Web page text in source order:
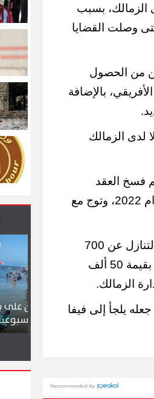
الزمالك، بسبب
وصلت القضايا
من الحصول
بالإضافة
لدى الزمالك
وتم فسخ العقد
بالتراضى بين الطرفين، حيث انضم اللاعب لميت عقبة في عام 2022، وتوج مع
بعد فسخ العقد تم الاتفاق بين اللاعب ومجلس الزمالك على التنازل عن 700
ألف دولار، على أن يتم تقسيط المبلغ المتبقى على 12 شهر، بقيمة 50 ألف
الزمالك.
يلجأ إلى فيفا
الزائرين يتدفقون على بورسعيد
في عطلة أسبوعية استثنائية